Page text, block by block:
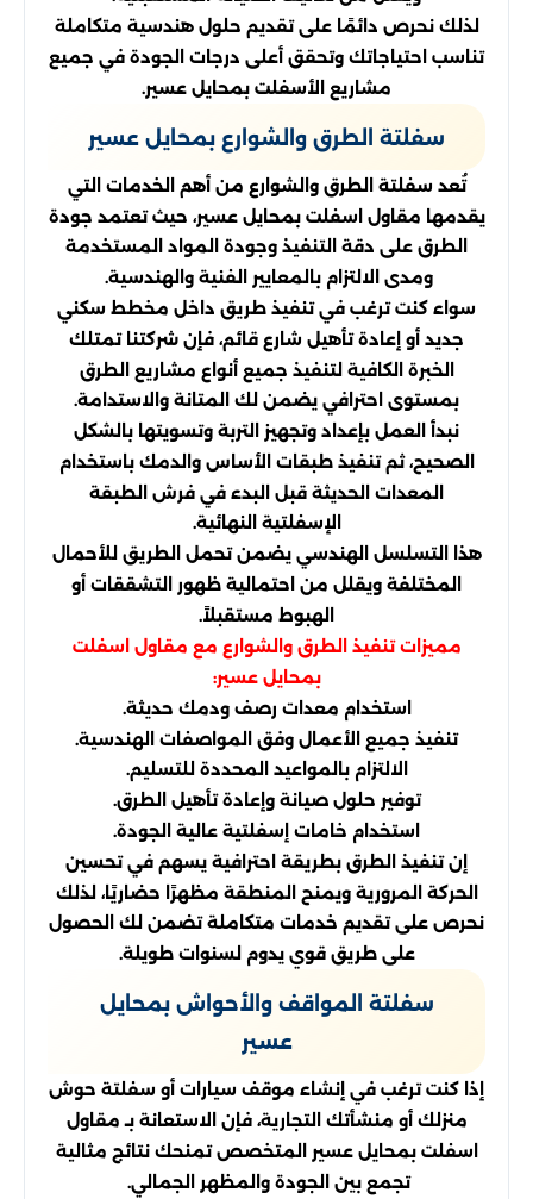
لذلك نحرص دائمًا على تقديم حلول هندسية متكاملة
تناسب احتياجاتك وتحقق أعلى درجات الجودة في جميع
مشاريع الأسفلت بمحايل عسير.
سفلتة الطرق والشوارع بمحايل عسير
تُعد سفلتة الطرق والشوارع من أهم الخدمات التي
يقدمها مقاول اسفلت بمحايل عسير، حيث تعتمد جودة
الطرق على دقة التنفيذ وجودة المواد المستخدمة
ومدى الالتزام بالمعايير الفنية والهندسية.
سواء كنت ترغب في تنفيذ طريق داخل مخطط سكني
جديد أو إعادة تأهيل شارع قائم، فإن شركتنا تمتلك
الخبرة الكافية لتنفيذ جميع أنواع مشاريع الطرق
بمستوى احترافي يضمن لك المتانة والاستدامة.
نبدأ العمل بإعداد وتجهيز التربة وتسويتها بالشكل
الصحيح، ثم تنفيذ طبقات الأساس والدمك باستخدام
المعدات الحديثة قبل البدء في فرش الطبقة
الإسفلتية النهائية.
هذا التسلسل الهندسي يضمن تحمل الطريق للأحمال
المختلفة ويقلل من احتمالية ظهور التشققات أو
الهبوط مستقبلاً.
مميزات تنفيذ الطرق والشوارع مع مقاول اسفلت
بمحايل عسير:
استخدام معدات رصف ودمك حديثة.
تنفيذ جميع الأعمال وفق المواصفات الهندسية.
الالتزام بالمواعيد المحددة للتسليم.
توفير حلول صيانة وإعادة تأهيل الطرق.
استخدام خامات إسفلتية عالية الجودة.
إن تنفيذ الطرق بطريقة احترافية يسهم في تحسين
الحركة المرورية ويمنح المنطقة مظهرًا حضاريًا، لذلك
نحرص على تقديم خدمات متكاملة تضمن لك الحصول
على طريق قوي يدوم لسنوات طويلة.
سفلتة المواقف والأحواش بمحايل
عسير
إذا كنت ترغب في إنشاء موقف سيارات أو سفلتة حوش
منزلك أو منشأتك التجارية، فإن الاستعانة بـ مقاول
اسفلت بمحايل عسير المتخصص تمنحك نتائج مثالية
تجمع بين الجودة والمظهر الجمالي.